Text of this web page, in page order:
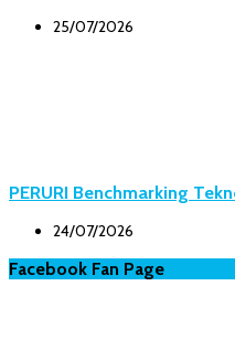
25/07/2026
PERURI Benchmarking
24/07/2026
Facebook Fan Page